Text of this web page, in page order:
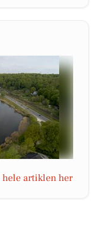
artiklen her